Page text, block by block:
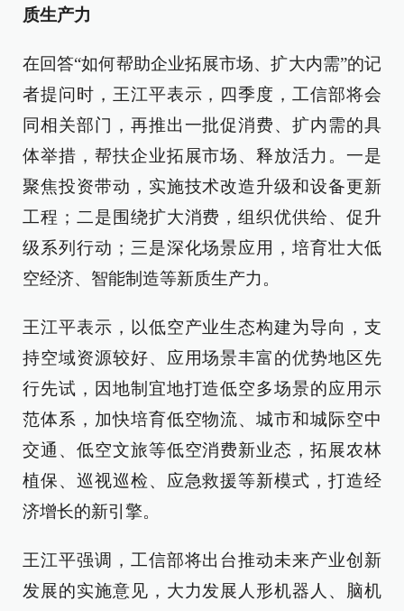
质生产力
在回答“如何帮助企业拓展市场、扩大内需”的记
者提问时，王江平表示，四季度，工信部将会
同相关部门，再推出一批促消费、扩内需的具
体举措，帮扶企业拓展市场、释放活力。一是
聚焦投资带动，实施技术改造升级和设备更新
工程；二是围绕扩大消费，组织优供给、促升
级系列行动；三是深化场景应用，培育壮大低
空经济、智能制造等新质生产力。
王江平表示，以低空产业生态构建为导向，支
持空域资源较好、应用场景丰富的优势地区先
行先试，因地制宜地打造低空多场景的应用示
范体系，加快培育低空物流、城市和城际空中
交通、低空文旅等低空消费新业态，拓展农林
植保、巡视巡检、应急救援等新模式，打造经
济增长的新引擎。
王江平强调，工信部将出台推动未来产业创新
发展的实施意见，大力发展人形机器人、脑机